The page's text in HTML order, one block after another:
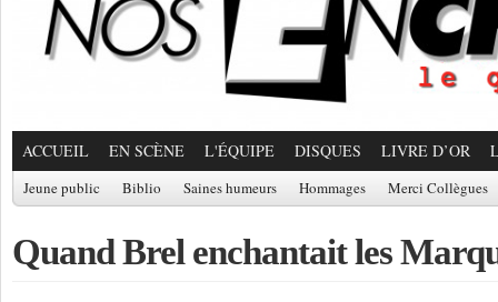
ACCUEIL EN SCÈNE L'ÉQUIPE DISQUES LIVRE D’OR
Jeune public Biblio Saines humeurs Hommages Merci Collègues
Quand Brel enchantait les